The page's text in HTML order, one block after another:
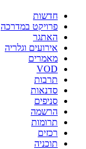
חדשות
פרויקט במדרכה
האתגר
אירועים וגלריה
מאמרים
VOD
תרבות
סדנאות
סניפים
הרשמה
תרומות
רכזים
תוכניה